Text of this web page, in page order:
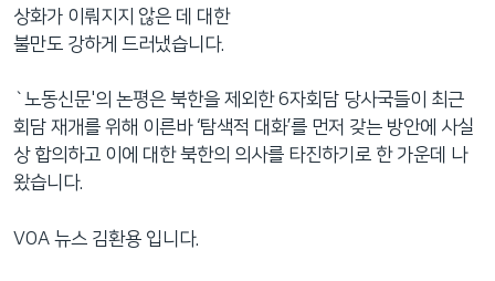
상화가 이뤄지지 않은 데 대한
불만도 강하게 드러냈습니다.
`노동신문'의 논평은 북한을 제외한 6자회담 당사국들이 최근
회담 재개를 위해 이른바 ‘탐색적 대화’를 먼저 갖는 방안에 사실
상 합의하고 이에 대한 북한의 의사를 타진하기로 한 가운데 나
왔습니다.
VOA 뉴스 김환용 입니다.